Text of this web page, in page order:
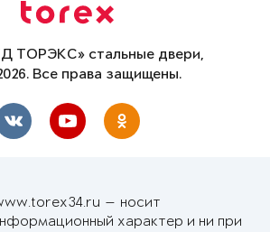
ТОРЭКС» стальные двери,
Все права защищены.
— носит
характер и ни при